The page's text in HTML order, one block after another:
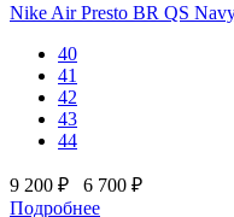
Nike Air Presto BR QS
40
41
42
43
44
9 200 ₽
6 700 ₽
Подробнее